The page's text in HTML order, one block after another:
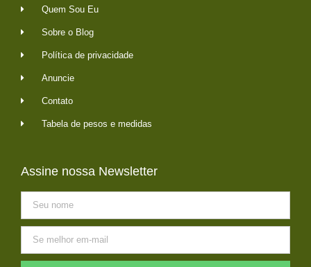
Quem Sou Eu
Sobre o Blog
Política de privacidade
Anuncie
Contato
Tabela de pesos e medidas
Assine nossa Newsletter